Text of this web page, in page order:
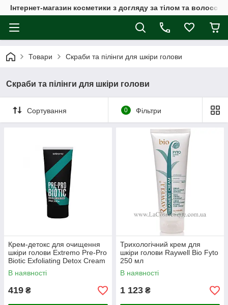
Інтернет-магазин косметики з догляду за тілом та
Товари Скраби та пілінги для шкіри голови
Скраби та пілінги для шкіри голови
Сортування 0 Фільтри
Крем-детокс для очищення
шкіри голови Extremo Pre-Pro
Biotic Exfoliating Detox Cream
В наявності
419 ₴
Трихологічний крем для
шкіри голови Raywell Bio Fyto
250 мл
В наявності
1 123 ₴